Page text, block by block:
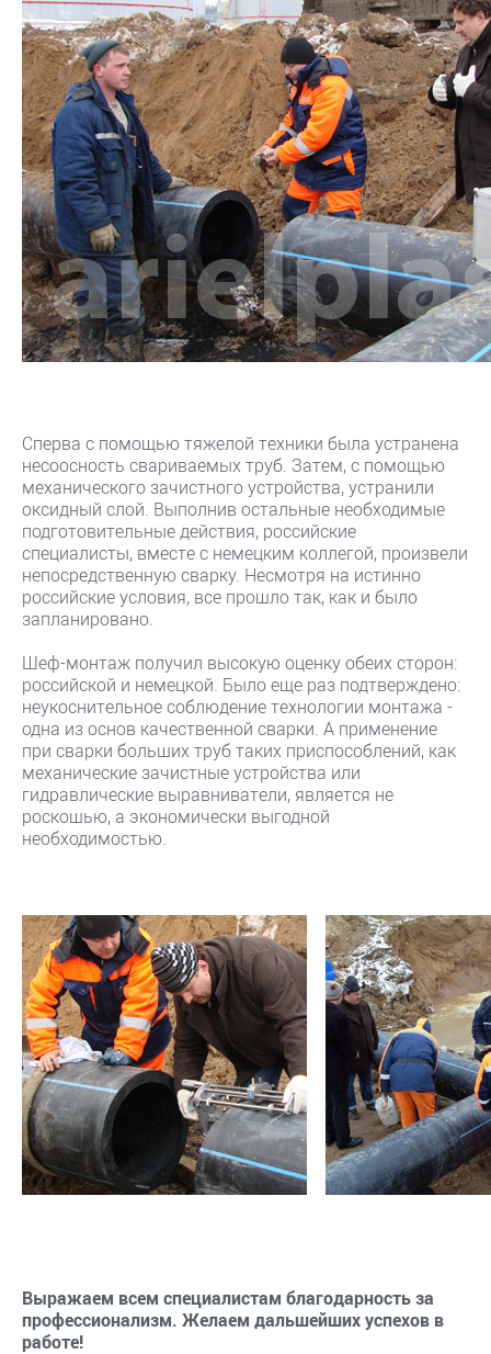
Сперва с помощью тяжелой техники была устранена
несоосность свариваемых труб. Затем, с помощью
механического зачистного устройства, устранили
оксидный слой. Выполнив остальные необходимые
подготовительные действия, российские
специалисты, вместе с немецким коллегой, произвели
непосредственную сварку. Несмотря на истинно
российские условия, все прошло так, как и было
запланировано.
Шеф-монтаж получил высокую оценку обеих сторон:
российской и немецкой. Было еще раз подтверждено:
неукоснительное соблюдение технологии монтажа -
одна из основ качественной сварки. А применение
при сварки больших труб таких приспособлений, как
механические зачистные устройства или
гидравлические выравниватели, является не
роскошью, а экономически выгодной
необходимостью.
Выражаем всем специалистам благодарность за
профессионализм. Желаем дальшейших успехов в
работе!